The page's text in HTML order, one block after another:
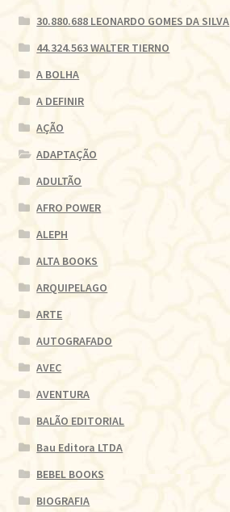
30.880.688 LEONARDO GOMES DA SILVA
44.324.563 WALTER TIERNO
A BOLHA
A DEFINIR
AÇÃO
ADAPTAÇÃO
ADULTÃO
AFRO POWER
ALEPH
ALTA BOOKS
ARQUIPELAGO
ARTE
AUTOGRAFADO
AVEC
AVENTURA
BALÃO EDITORIAL
Bau Editora LTDA
BEBEL BOOKS
BIOGRAFIA